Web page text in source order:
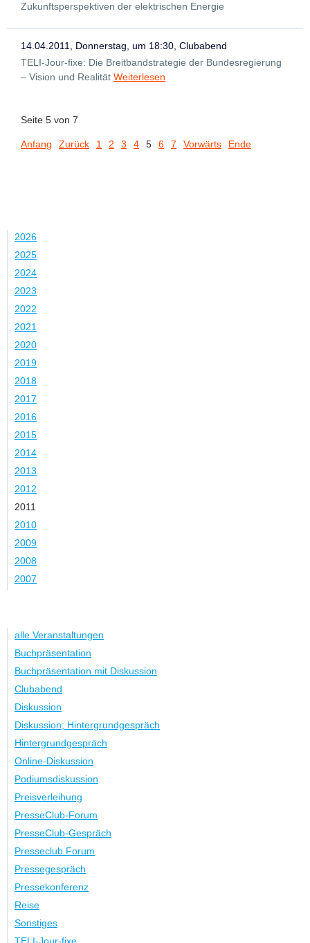
Zukunftsperspektiven der elektrischen Energie
14.04.2011, Donnerstag, um 18:30, Clubabend
TELI-Jour-fixe: Die Breitbandstrategie der Bundesregierung
– Vision und Realität Weiterlesen
Seite 5 von 7
Anfang Zurück 1 2 3 4 5 6 7 Vorwärts Ende
2026
2025
2024
2023
2022
2021
2020
2019
2018
2017
2016
2015
2014
2013
2012
2011
2010
2009
2008
2007
alle Veranstaltungen
Buchpräsentation
Buchpräsentation mit Diskussion
Clubabend
Diskussion
Diskussion; Hintergrundgespräch
Hintergrundgespräch
Online-Diskussion
Podiumsdiskussion
Preisverleihung
PresseClub-Forum
PresseClub-Gespräch
Presseclub Forum
Pressegespräch
Pressekonferenz
Reise
Sonstiges